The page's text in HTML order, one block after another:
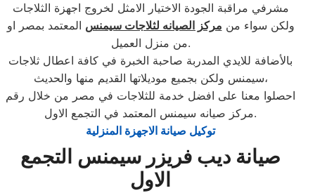
مشرفي مراقبة الجودة الاختيار الامثل لخروج اجهزة الثلاجات
ولكن سواء من مركز الصيانه لثلاجات سيمنس المعتمد بمصر او
من منزل العميل.
بالأضافة للايدي المدربة صاحبة الخبرة في كافة اعطال ثلاجات
سيمنس ولكن بجميع موديلاتها القديم منها والحديث،
احصلوا معنا على افضل خدمة للثلاجات في مصر من خلال رقم
مركز صيانه سيمنس المعتمد في التجمع الاول.
توكيل صيانة الاجهزة المنزلية
صيانة ديب فريزر سيمنس التجمع
الاول